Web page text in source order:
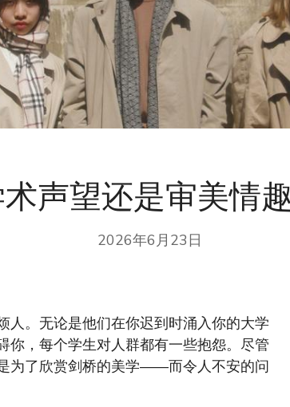
声望还是审美情
2026年6月23日
人。无论是他们在你迟到时涌入你的大学
你，每个学生对人群都有一些抱怨。尽管
为了欣赏剑桥的美学——而令人不安的问